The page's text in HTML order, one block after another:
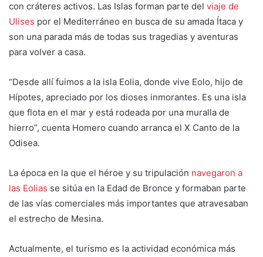
con cráteres activos. Las Islas forman parte del viaje de
Ulises por el Mediterráneo en busca de su amada Ítaca y
son una parada más de todas sus tragedias y aventuras
para volver a casa.
“Desde allí fuimos a la isla Eolia, donde vive Eolo, hijo de
Hípotes, apreciado por los dioses inmorantes. Es una isla
que flota en el mar y está rodeada por una muralla de
hierro”, cuenta Homero cuando arranca el X Canto de la
Odisea.
La época en la que el héroe y su tripulación navegaron a
las Eolias se sitúa en la Edad de Bronce y formaban parte
de las vías comerciales más importantes que atravesaban
el estrecho de Mesina.
Actualmente, el turismo es la actividad económica más